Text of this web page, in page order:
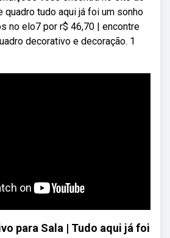
quadro tudo aqui já foi um sonho
no elo7 por r$ 46,70 | encontre
decorativo e decoração. 1
para Sala | Tudo aqui já foi